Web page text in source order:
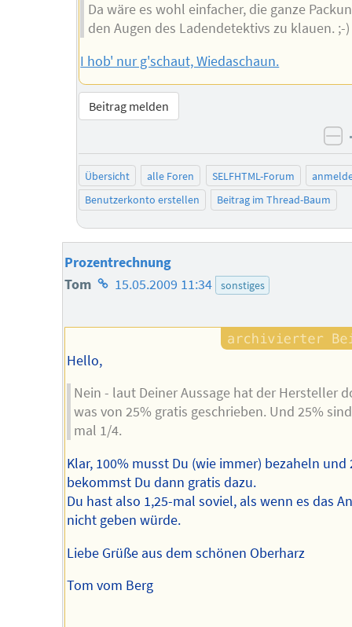
Da wäre es wohl einfacher, die ganze
den Augen des Ladendetektivs zu klauen. ;-)
I hob' nur g'schaut, Wiedaschaun.
Beitrag melden
Übersicht alle Foren SELFHTML-Forum
Benutzerkonto erstellen
Beitrag im Thread-Baum
Prozentrechnung
Tom Homepage
Autors
15.05.2009 11:34 sonstiges
Hello,
Nein - laut Deiner Aussage hat der Hersteller
was von 25% gratis geschrieben. Und 25%
mal 1/4.
Klar, 100% musst Du (wie immer) bezaheln und
bekommst Du dann gratis dazu.
Du hast also 1,25-mal soviel, als wenn es das
nicht geben würde.
Liebe Grüße aus dem schönen Oberharz
Tom vom Berg